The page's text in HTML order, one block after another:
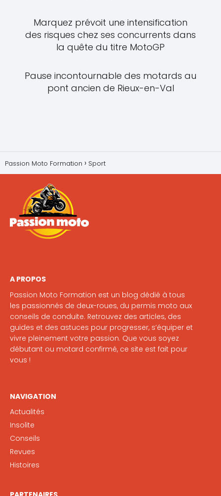
Marquez prévoit une intensification
des risques chez ses concurrents dans
la quête du titre MotoGP
Pause incontournable des motards au
pont ancien de Rieux-en-Val
Passion Moto Formation Sport
A PROPOS
Passion Moto Formation est un blog dédié à tous
les passionnés de deux-roues, du permis moto aux
conseils de conduite. Retrouvez des articles, des
guides et des astuces pour progresser, s’équiper et
vivre pleinement votre passion. Que vous soyez
débutant ou motard confirmé, ce site est fait pour
vous !
NAVIGATION
Actualités
Insolite
Conseils
Revues
Histoires